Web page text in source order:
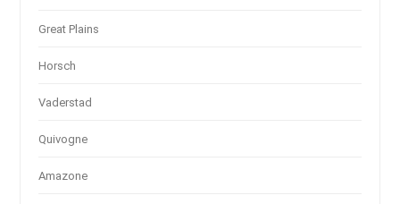
Great Plains
Horsch
Vaderstad
Quivogne
Amazone